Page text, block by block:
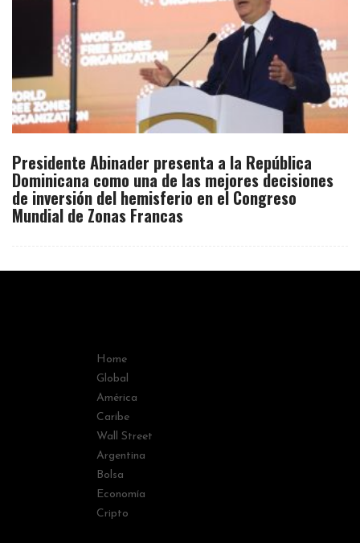
Presidente Abinader presenta a la República
Dominicana como una de las mejores decisiones
de inversión del hemisferio en el Congreso
Mundial de Zonas Francas
Home
Global
América
Caribe
Wall Street
Argentina
Bolsa
Economía
Cripto